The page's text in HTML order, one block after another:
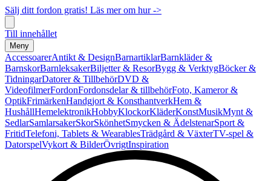
Sälj ditt fordon gratis! Läs mer om hur ->
Till innehållet
Meny
AccessoarerAntikt & DesignBarnartiklarBarnkläder &
BarnskorBarnleksakerBiljetter & ResorBygg & VerktygBöcker &
TidningarDatorer & TillbehörDVD &
VideofilmerFordonFordonsdelar & tillbehörFoto, Kameror &
OptikFrimärkenHandgjort & KonsthantverkHem &
HushållHemelektronikHobbyKlockorKläderKonstMusikMynt &
SedlarSamlarsakerSkorSkönhetSmycken & ÄdelstenarSport &
FritidTelefoni, Tablets & WearablesTrädgård & VäxterTV-spel &
DatorspelVykort & BilderÖvrigtInspiration